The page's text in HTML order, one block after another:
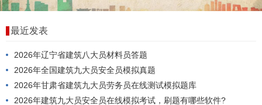
最近发表
2026年辽宁省建筑八大员材料员答题
2026年全国建筑九大员安全员模拟真题
2026年甘肃省建筑九大员劳务员在线测试模拟题库
2026年建筑九大员安全员在线模拟考试，刷题有哪些软件?